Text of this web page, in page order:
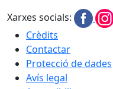
Xarxes socials:
Crèdits
Contactar
Protecció de dades
Avís legal